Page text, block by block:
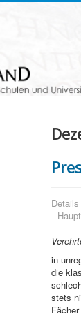
Details
in
die
stets